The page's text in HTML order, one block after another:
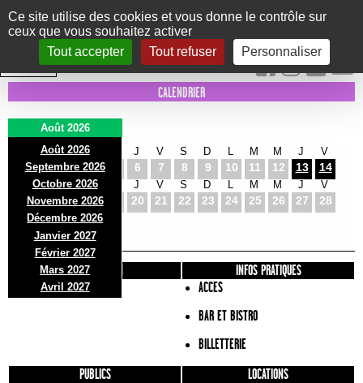
Panneau de gestion des cookies
Ce site utilise des cookies et vous donne le contrôle sur
ceux que vous souhaitez activer
Tout accepter
Tout refuser Personnaliser
Le Marni
CONCERTS DANSE/CIRQUE THÉÂTRE KIDS EXPOS EVENTS
INTRA MUROS
CALENDRIER
Août 2026
Août 2026
Septembre 2026
Octobre 2026
Novembre 2026
Décembre 2026
Janvier 2027
Février 2027
Mars 2027
Avril 2027
D
2
L
3
M
4
J
6
V
7
S
8
D
9 10
M
11
M
12
J
13
V
14
D
16
L
17
M
18
J
20
V
21
S
22
D
23 24
M
25
M
26
J
27
V
28
D
30
L
31
PRÉSENTATION
INFOS PRATIQUES
ACCES
BAR ET BISTRO
BILLETTERIE
PUBLICS
LOCATIONS